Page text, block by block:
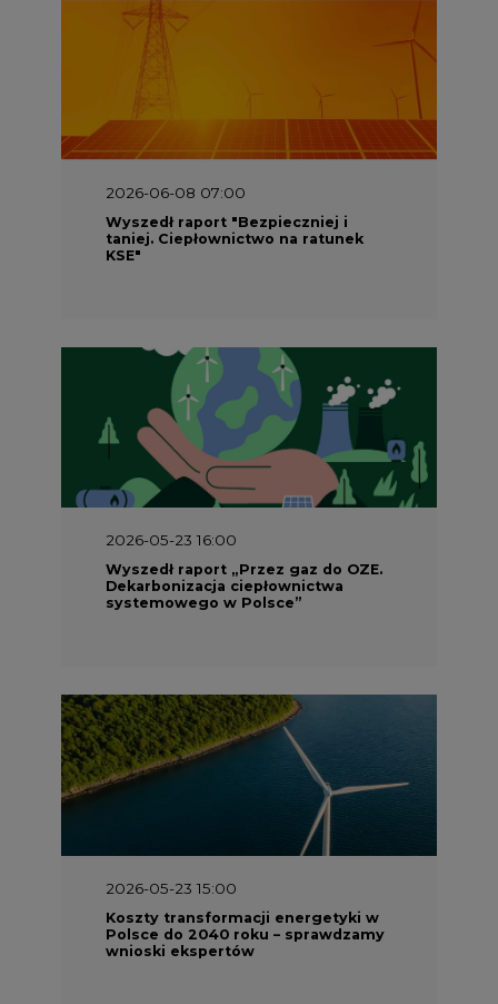
2026-06-08 07:00
Wyszedł raport "Bezpieczniej i
taniej. Ciepłownictwo na ratunek
KSE"
2026-05-23 16:00
Wyszedł raport „Przez gaz do OZE.
Dekarbonizacja ciepłownictwa
systemowego w Polsce”
2026-05-23 15:00
Koszty transformacji energetyki w
Polsce do 2040 roku – sprawdzamy
wnioski ekspertów